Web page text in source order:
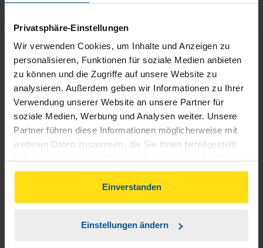
Privatsphäre-Einstellungen
Wir verwenden Cookies, um Inhalte und Anzeigen zu
personalisieren, Funktionen für soziale Medien anbieten
zu können und die Zugriffe auf unsere Website zu
analysieren. Außerdem geben wir Informationen zu Ihrer
Verwendung unserer Website an unsere Partner für
soziale Medien, Werbung und Analysen weiter. Unsere
Partner führen diese Informationen möglicherweise mit
weiteren Daten zusammen, die Sie ihnen bereitgestellt
gesammelt haben. Indem Sie auf Einverstanden klicken,
können Sie der Verwendung von Cookies, gemäß
unserer
Einverstanden
Einstellungen ändern
in sehr guten Händen.. Auch Frau Diener macht einen tollen
Job. Vielen Dank dafür.
Klaus-Peter Fleischer
Ich bin wunschlos glücklich und habe Hr. Diener schon
mehrfach weiterempfohlen. Immer wenn jemand sagt "Ich
schiebe die Steuererklärung auf", dann freu ich mich, dass
ich Hr. Diener habe und empfehle den Standort weiter. :)
anonymes VLH-Mitglied